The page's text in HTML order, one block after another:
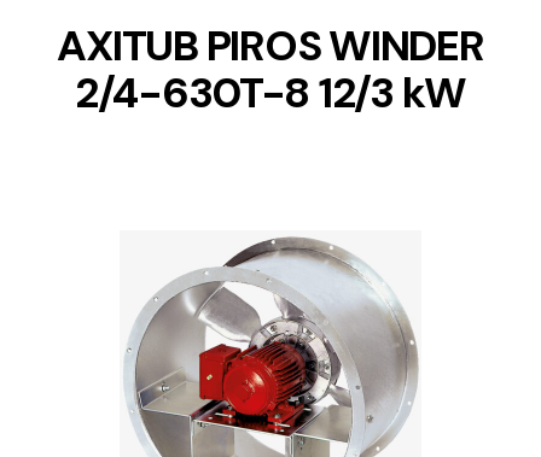
AXITUB PIROS WINDER
2/4-630T-8 12/3 kW
DETAILS